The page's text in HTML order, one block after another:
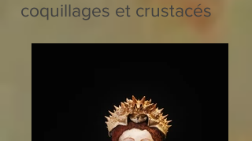
coquillages et crustacés